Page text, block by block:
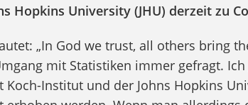
Hopkins University (JHU) derzeit zu
„In God we trust, all others bring
mit Statistiken immer gefragt. Ich
Koch-Institut und der Johns Hopkins